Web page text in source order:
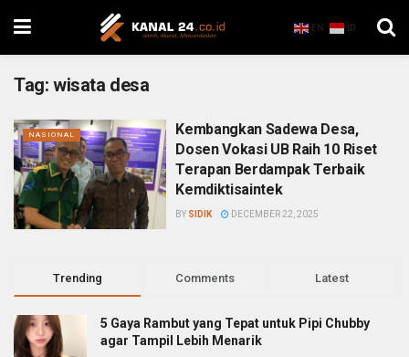
EN ID
Tag: wisata desa
NASIONAL
Kembangkan Sadewa Desa,
Dosen Vokasi UB Raih 10 Riset
Terapan Berdampak Terbaik
Kemdiktisaintek
BY SIDIK DECEMBER 22, 2025
Trending Comments Latest
5 Gaya Rambut yang Tepat untuk Pipi Chubby
agar Tampil Lebih Menarik